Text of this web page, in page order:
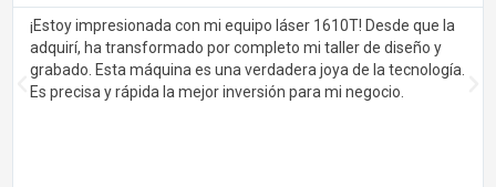
¡Estoy impresionada con mi equipo láser 1610T! Desde que la
adquirí, ha transformado por completo mi taller de diseño y
grabado. Esta máquina es una verdadera joya de la tecnología.
Es precisa y rápida la mejor inversión para mi negocio.